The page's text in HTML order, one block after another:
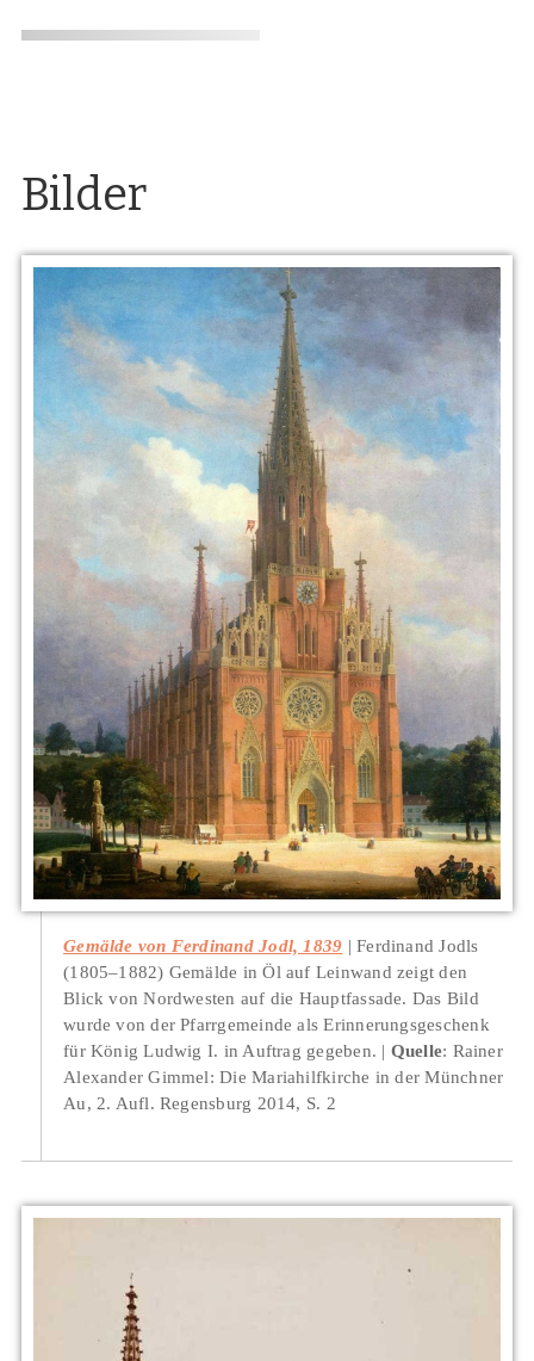
Bilder
Gemälde von Ferdinand Jodl, 1839
Ferdinand Jodls
(1805–1882) Gemälde in Öl auf Leinwand zeigt den
Blick von Nordwesten auf die Hauptfassade. Das Bild
wurde von der Pfarrgemeinde als Erinnerungsgeschenk
für König Ludwig I. in Auftrag gegeben.
Quelle: Rainer
Alexander Gimmel: Die Mariahilfkirche in der Münchner
Au, 2. Aufl. Regensburg 2014, S. 2